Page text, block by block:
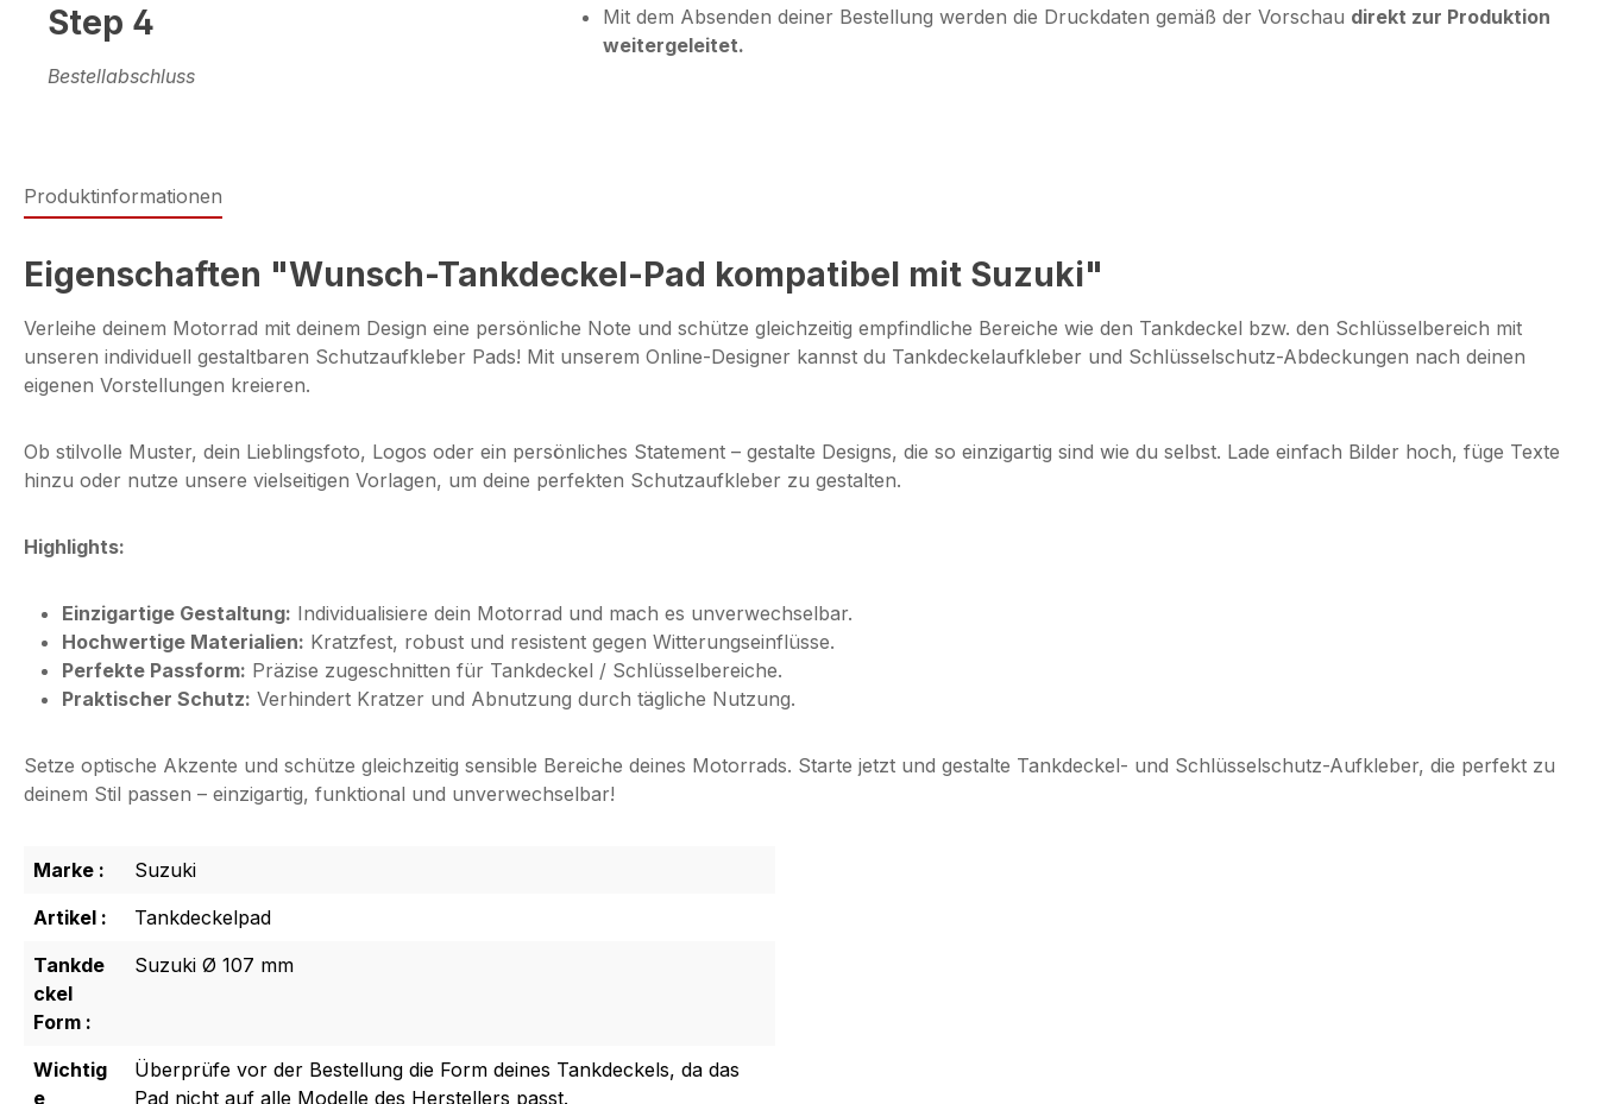
Step 4
Bestellabschluss
Mit dem Absenden deiner Bestellung werden die Druckdaten gemäß der Vorschau direkt zur Produktion
weitergeleitet.
Produktinformationen
Eigenschaften "Wunsch-Tankdeckel-Pad kompatibel mit Suzuki"
Verleihe deinem Motorrad mit deinem Design eine persönliche Note und schütze gleichzeitig empfindliche Bereiche wie den Tankdeckel bzw. den Schlüsselbereich mit
unseren individuell gestaltbaren Schutzaufkleber Pads! Mit unserem Online-Designer kannst du Tankdeckelaufkleber und Schlüsselschutz-Abdeckungen nach deinen
eigenen Vorstellungen kreieren.
Ob stilvolle Muster, dein Lieblingsfoto, Logos oder ein persönliches Statement – gestalte Designs, die so einzigartig sind wie du selbst. Lade einfach Bilder hoch, füge Texte
hinzu oder nutze unsere vielseitigen Vorlagen, um deine perfekten Schutzaufkleber zu gestalten.
Highlights:
Einzigartige Gestaltung: Individualisiere dein Motorrad und mach es unverwechselbar.
Hochwertige Materialien: Kratzfest, robust und resistent gegen Witterungseinflüsse.
Perfekte Passform: Präzise zugeschnitten für Tankdeckel / Schlüsselbereiche.
Praktischer Schutz: Verhindert Kratzer und Abnutzung durch tägliche Nutzung.
Setze optische Akzente und schütze gleichzeitig sensible Bereiche deines Motorrads. Starte jetzt und gestalte Tankdeckel- und Schlüsselschutz-Aufkleber, die perfekt zu
deinem Stil passen – einzigartig, funktional und unverwechselbar!
Marke :
Suzuki
Artikel :
Tankdeckelpad
Tankde
ckel
Form :
Suzuki Ø 107 mm
Wichtig
e
Überprüfe vor der Bestellung die Form deines Tankdeckels, da das
Pad nicht auf alle Modelle des Herstellers passt.